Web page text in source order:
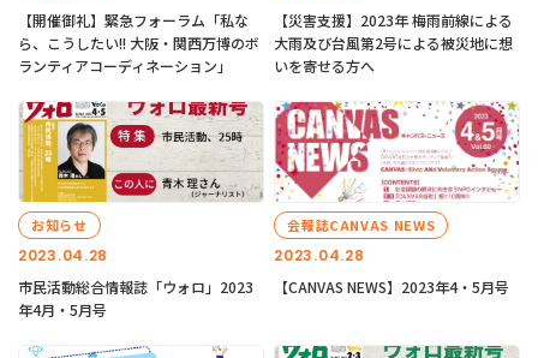
【開催御礼】緊急フォーラム「私な
ら、こうしたい!! 大阪・関西万博のボ
ランティアコーディネーション」
【災害支援】2023年 梅雨前線による
大雨及び台風第2号による被災地に想
いを寄せる方へ
2023.04.28
お知らせ
市民活動総合情報誌「ウォロ」2023
年4月・5月号
2023.04.28
会報誌CANVAS NEWS
【CANVAS NEWS】2023年4・5月号